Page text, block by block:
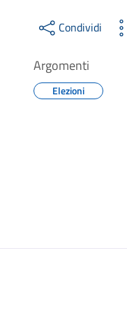
Condividi
Argomenti
Elezioni